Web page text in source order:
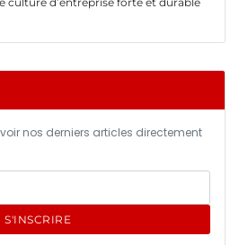
nos derniers articles directement
S'INSCRIRE